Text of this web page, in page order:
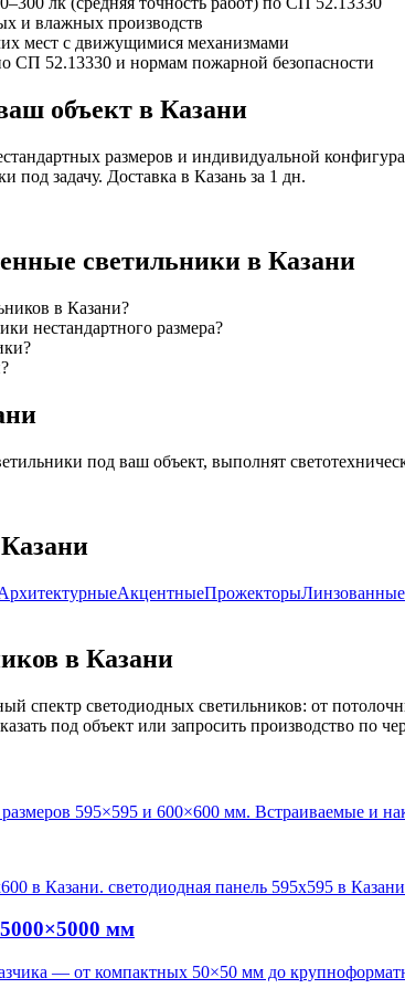
и влажных производств
мест с движущимися механизмами
СП 52.13330 и нормам пожарной безопасности
объект в Казани
размеров и индивидуальной
под задачу. Доставка в Казань за 1 дн.
светильники в Казани
в Казани?
нестандартного размера?
под ваш объект, выполнят
АкцентныеПрожекторыЛинзованные
в Казани
спектр светодиодных светильников: от
под объект или запросить производство по
595×595 и 600×600 мм. Встраиваемые и
в Казани. светодиодная панель 595х595 в
мм
— от компактных 50×50 мм до